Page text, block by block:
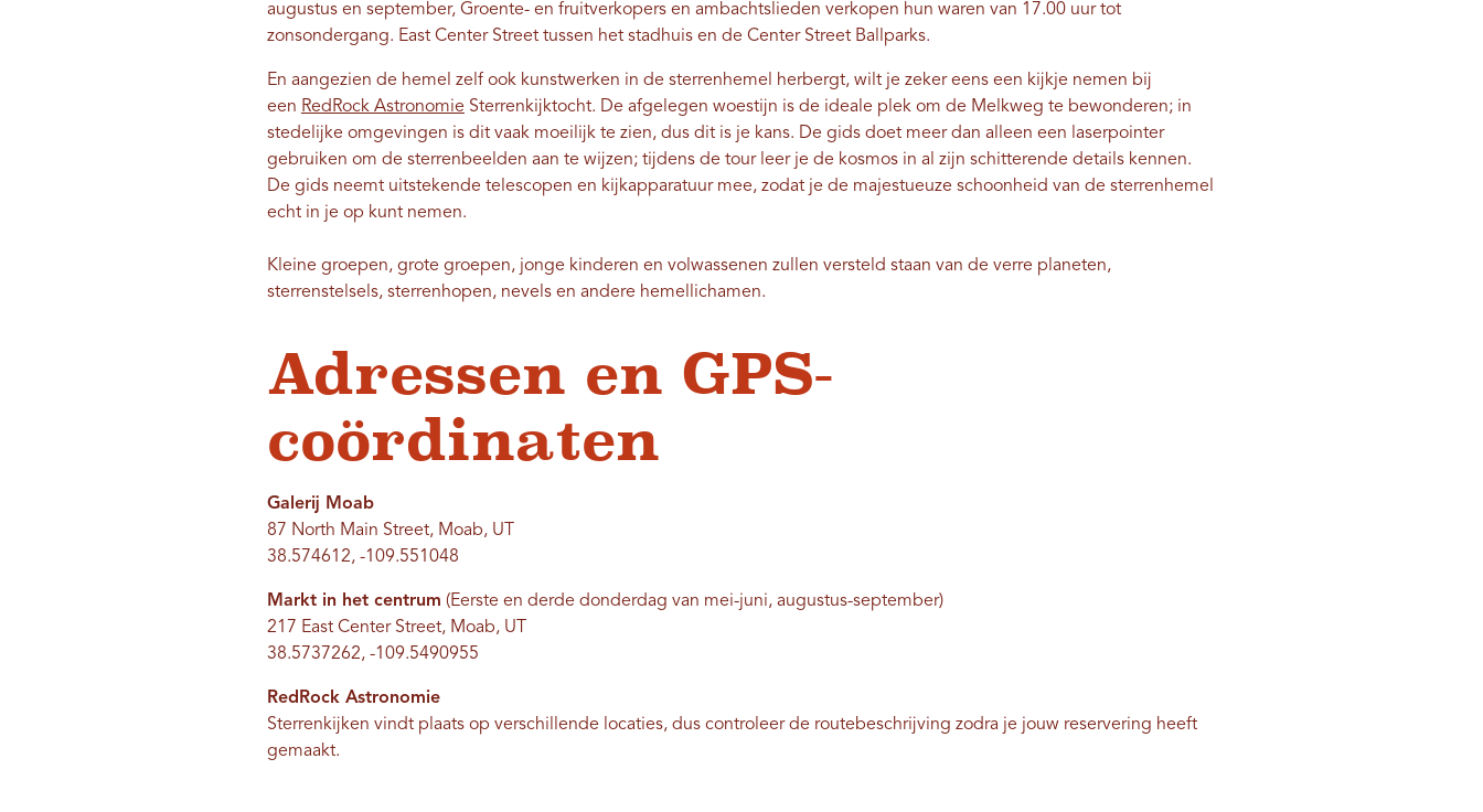
augustus en september, Groente- en fruitverkopers en ambachtslieden verkopen hun waren van 17.00 uur tot
zonsondergang. East Center Street tussen het stadhuis en de Center Street Ballparks.
En aangezien de hemel zelf ook kunstwerken in de sterrenhemel herbergt, wilt je zeker eens een kijkje nemen bij
een RedRock Astronomie Sterrenkijktocht. De afgelegen woestijn is de ideale plek om de Melkweg te bewonderen; in
stedelijke omgevingen is dit vaak moeilijk te zien, dus dit is je kans. De gids doet meer dan alleen een laserpointer
gebruiken om de sterrenbeelden aan te wijzen; tijdens de tour leer je de kosmos in al zijn schitterende details kennen.
De gids neemt uitstekende telescopen en kijkapparatuur mee, zodat je de majestueuze schoonheid van de sterrenhemel
echt in je op kunt nemen.
Kleine groepen, grote groepen, jonge kinderen en volwassenen zullen versteld staan ​​van de verre planeten,
sterrenstelsels, sterrenhopen, nevels en andere hemellichamen.
Adressen en GPS-
coördinaten
Galerij Moab
87 North Main Street, Moab, UT
38.574612, -109.551048
Markt in het centrum (Eerste en derde donderdag van mei-juni, augustus-september)
217 East Center Street, Moab, UT
38.5737262, -109.5490955
RedRock Astronomie
Sterrenkijken vindt plaats op verschillende locaties, dus controleer de routebeschrijving zodra je jouw reservering heeft
gemaakt.